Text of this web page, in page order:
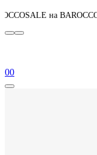
BAROCCO
00